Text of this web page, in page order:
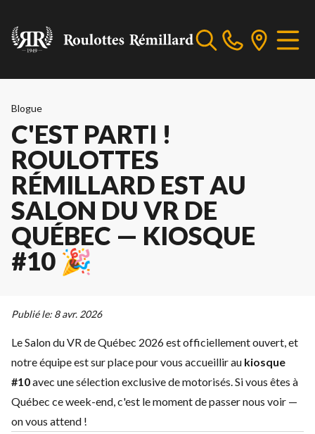
Blogue
C'EST PARTI !
ROULOTTES
RÉMILLARD EST AU
SALON DU VR DE
QUÉBEC — KIOSQUE
#10 🎉
Publié le: 8 avr. 2026
Le Salon du VR de Québec 2026 est officiellement ouvert, et
notre équipe est sur place pour vous accueillir au kiosque
#10avec une sélection exclusive de motorisés. Si vous êtes à
Québec ce week-end, c'est le moment de passer nous voir —
on vous attend !